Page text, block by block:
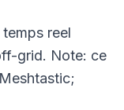
reel
grid. Note: ce
Meshtastic;